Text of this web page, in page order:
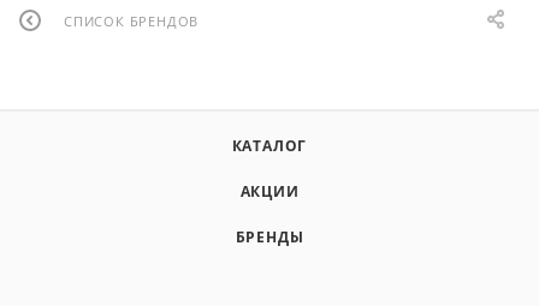
СПИСОК БРЕНДОВ
КАТАЛОГ
АКЦИИ
БРЕНДЫ